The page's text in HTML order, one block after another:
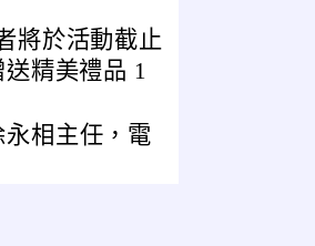
將於活動截止
精美禮品 1
相主任，電